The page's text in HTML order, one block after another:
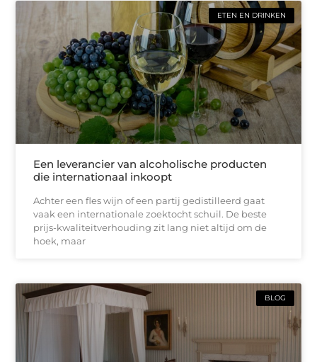
ETEN EN DRINKEN
Een leverancier van alcoholische producten
die internationaal inkoopt
Achter een fles wijn of een partij gedistilleerd gaat
vaak een internationale zoektocht schuil. De beste
prijs-kwaliteitverhouding zit lang niet altijd om de
hoek, maar
BLOG